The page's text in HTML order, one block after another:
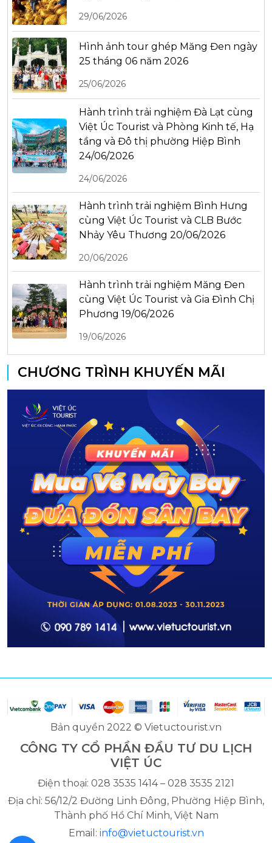
29/06/2026
Hình ảnh tour ghép Măng Đen ngày
25 tháng 06 năm 2026
25/06/2026
Hành trình trải nghiệm Đà Lạt cùng
Việt Úc Tourist và Phòng Kinh tế, Hạ
tầng và Đô thị phường Hiệp Bình
24/06/2026
24/06/2026
Hành trình trải nghiệm Bình Hưng
cùng Việt Úc Tourist và CLB Bước
Nhảy Yêu Thương 20/06/2026
20/06/2026
Hành trình trải nghiệm Măng Đen
cùng Việt Úc Tourist và Gia Đình Chị
Phương 19/06/2026
19/06/2026
CHƯƠNG TRÌNH KHUYẾN MÃI
Bản quyền 2022 © Vietuctourist.vn
CÔNG TY CỔ PHẦN ĐẦU TƯ DU LỊCH
VIỆT ÚC
Điện thoại: 028 3535 1414 – 028 3535 2121
Địa chỉ: 56/12/2 Đường Linh Đông, Phường Hiệp Bình,
Thành phố Hồ Chí Minh, Việt Nam
Email: info@vietuctourist.vn